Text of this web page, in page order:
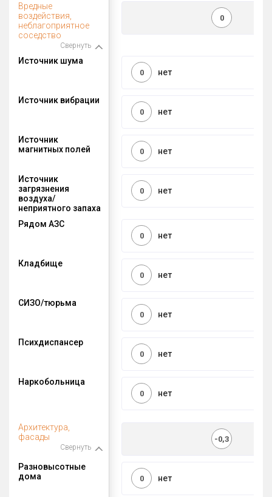
Вредные
воздействия,
неблагоприятное
соседство
Свернуть
0
Источник шума
нет
0
Источник вибрации
нет
0
Источник
магнитных полей
нет
0
Источник
загрязнения
воздуха/
неприятного запаха
нет
0
Рядом АЗС
нет
0
Кладбище
нет
0
СИЗО/тюрьма
нет
0
Психдиспансер
нет
0
Наркобольница
нет
0
Архитектура,
фасады
Свернуть
-0,3
Разновысотные
дома
нет
0